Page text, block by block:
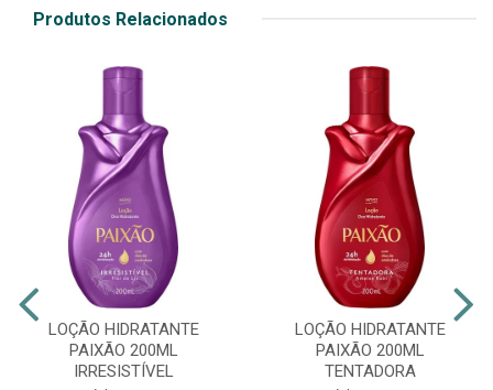
Produtos Relacionados
LOÇÃO HIDRATANTE
PAIXÃO 200ML
IRRESISTÍVEL
LOÇÃO HIDRATANTE
PAIXÃO 200ML
TENTADORA